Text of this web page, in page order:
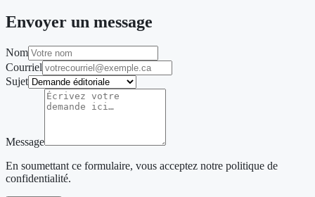
Envoyer un message
Nom
Courriel
Sujet
Message
En soumettant ce formulaire, vous acceptez notre politique de
confidentialité.